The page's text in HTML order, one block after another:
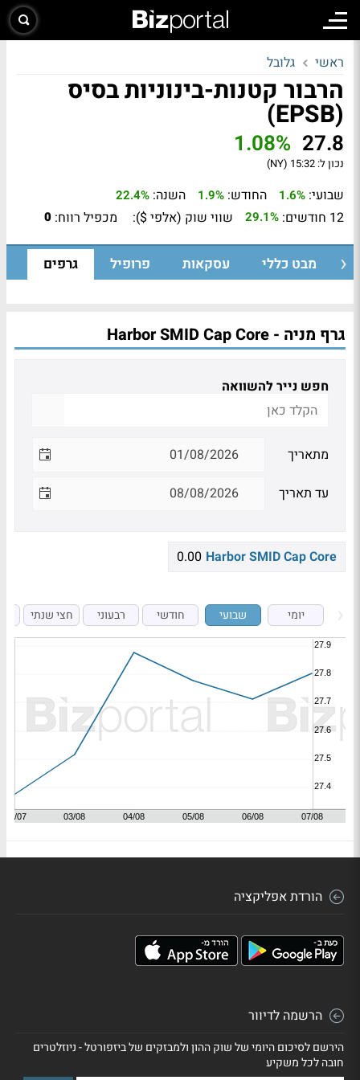
ראשי גלובל
הרבור קטנות-בינוניות בסיס
(EPSB)
27.8
1.08%
נכון ל: 15:32 (NY)
שבועי: 1.6% החודש: 1.9% השנה: 22.4%
12 חודשים: 29.1% שווי שוק (אלפי $): מכפיל רווח: 0
מבט כללי עסקאות פרופיל גרפים
גרף מניה - Harbor SMID Cap Core
חפש נייר להשוואה
מתאריך
עד תאריך
Harbor SMID Cap Core
0.00
יומי שבועי חודשי רבעוני חצי שנתי
הורדת אפליקציה
הרשמה לדיוור
הירשם לסיכום היומי של שוק ההון ולמבזקים של ביזפורטל - ניוזלטרים
חובה לכל משקיע